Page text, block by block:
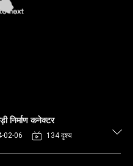
निर्माण कनेक्टर
02-06 134 दृश्य